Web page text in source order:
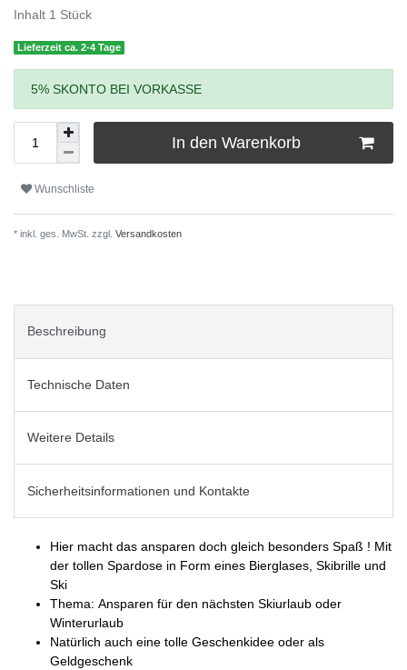
Inhalt 1 Stück
Lieferzeit ca. 2-4 Tage
5% SKONTO BEI VORKASSE
In den Warenkorb
Wunschliste
* inkl. ges. MwSt. zzgl. Versandkosten
Beschreibung
Technische Daten
Weitere Details
Sicherheitsinformationen und Kontakte
Hier macht das ansparen doch gleich besonders Spaß ! Mit
der tollen Spardose in Form eines Bierglases, Skibrille und
Ski
Thema: Ansparen für den nächsten Skiurlaub oder
Winterurlaub
Natürlich auch eine tolle Geschenkidee oder als
Geldgeschenk